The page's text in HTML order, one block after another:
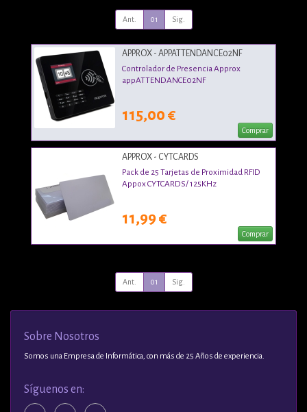
Ant. 01 Sig.
APPROX - APPATTENDANCE02NF
Controlador de Presencia Approx
appATTENDANCE02NF
115,00 €
Comprar
APPROX - CYTCARDS
Pack de 25 Tarjetas de Proximidad RFID
Appox CYTCARDS/ 125KHz
11,99 €
Comprar
Ant. 01 Sig.
Sobre Nosotros
Somos una Empresa de Informática, con más de 25 Años de experiencia.
Síguenos en: